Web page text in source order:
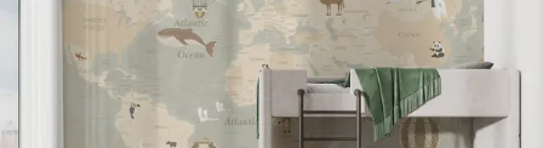
Inteligente
Borrar todos los filtros